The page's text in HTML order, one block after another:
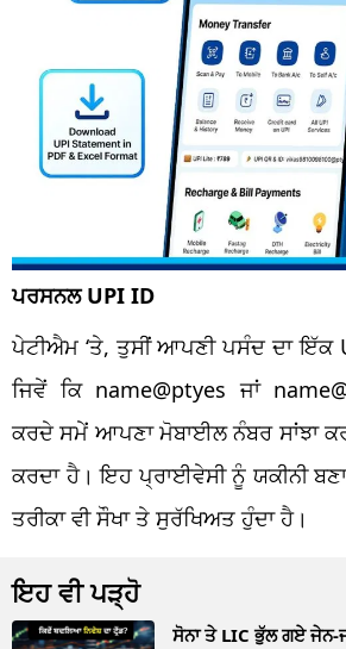
ਪਰਸਨਲ UPI ID
ਪੇਟੀਐਮ ‘ਤੇ, ਤੁਸੀਂ ਆਪਣੀ ਪਸੰਦ ਦਾ ਇੱਕ
ਜਿਵੇਂ ਕਿ name@ptyes ਜਾਂ
ਕਰਦੇ ਸਮੇਂ ਆਪਣਾ ਮੋਬਾਈਲ ਨੰਬਰ ਸਾਂਝਾ
ਕਰਦਾ ਹੈ। ਇਹ ਪ੍ਰਾਈਵੇਸੀ ਨੂੰ ਯਕੀਨੀ
ਤਰੀਕਾ ਵੀ ਸੌਖਾ ਤੇ ਸੁਰੱਖਿਅਤ ਹੁੰਦਾ ਹੈ।
ਇਹ ਵੀ ਪੜ੍ਹੋ
ਸੋਨਾ ਤੇ LIC ਭੁੱਲ ਗਏ ਜੇਨ-